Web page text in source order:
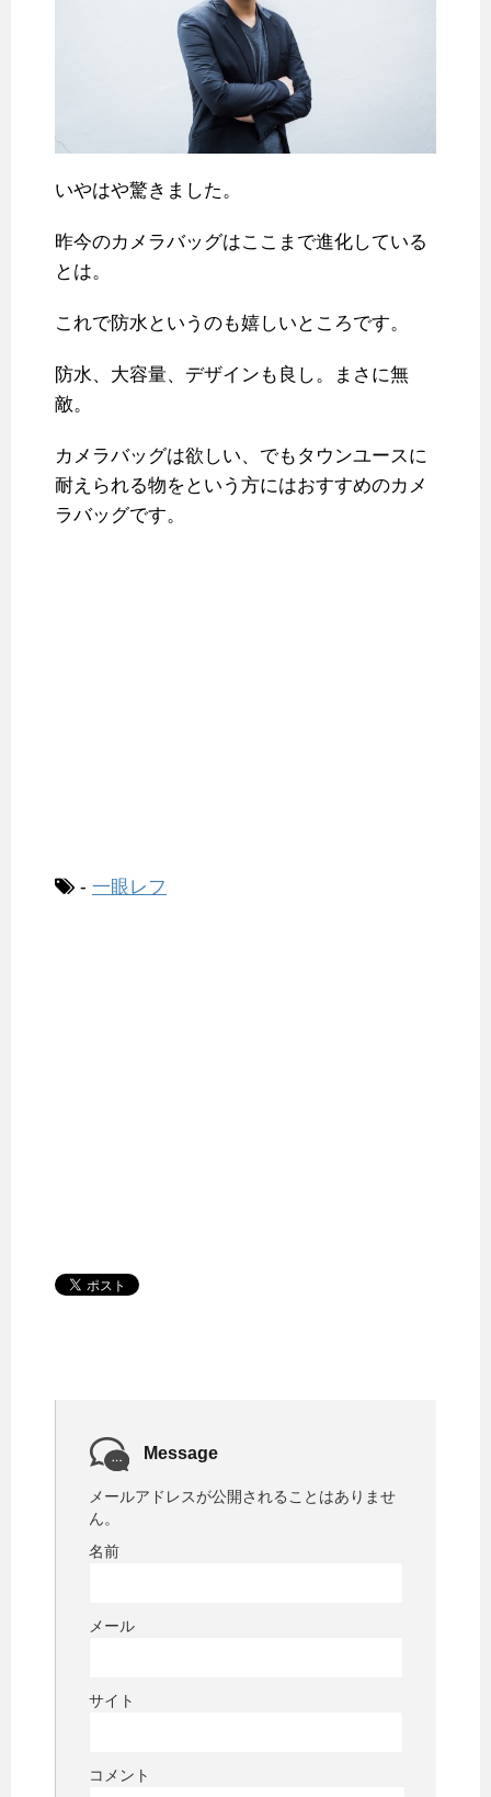
いやはや驚きました。
昨今のカメラバッグはここまで進化している
とは。
これで防水というのも嬉しいところです。
防水、大容量、デザインも良し。まさに無
敵。
カメラバッグは欲しい、でもタウンユースに
耐えられる物をという方にはおすすめのカメ
ラバッグです。
- 一眼レフ
Message
メールアドレスが公開されることはありませ
ん。
名前
メール
サイト
コメント